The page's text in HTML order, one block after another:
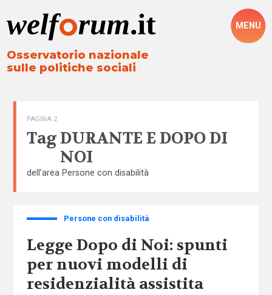
Osservatorio nazionale
sulle politiche sociali
MENU
PAGINA 2
TagDURANTE E DOPO DI
NOI
dell’area Persone con disabilità
Persone con disabilità
Legge Dopo di Noi: spunti
per nuovi modelli di
residenzialità assistita